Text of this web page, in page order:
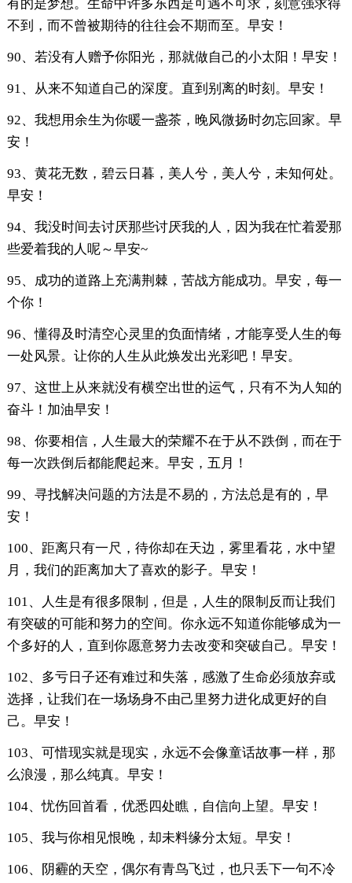
有的是梦想。生命中许多东西是可遇不可求，刻意强求得
不到，而不曾被期待的往往会不期而至。早安！
90、若没有人赠予你阳光，那就做自己的小太阳！早安！
91、从来不知道自己的深度。直到别离的时刻。早安！
92、我想用余生为你暖一盏茶，晚风微扬时勿忘回家。早
安！
93、黄花无数，碧云日暮，美人兮，美人兮，未知何处。
早安！
94、我没时间去讨厌那些讨厌我的人，因为我在忙着爱那
些爱着我的人呢～早安~
95、成功的道路上充满荆棘，苦战方能成功。早安，每一
个你！
96、懂得及时清空心灵里的负面情绪，才能享受人生的每
一处风景。让你的人生从此焕发出光彩吧！早安。
97、这世上从来就没有横空出世的运气，只有不为人知的
奋斗！加油早安！
98、你要相信，人生最大的荣耀不在于从不跌倒，而在于
每一次跌倒后都能爬起来。早安，五月！
99、寻找解决问题的方法是不易的，方法总是有的，早
安！
100、距离只有一尺，待你却在天边，雾里看花，水中望
月，我们的距离加大了喜欢的影子。早安！
101、人生是有很多限制，但是，人生的限制反而让我们
有突破的可能和努力的空间。你永远不知道你能够成为一
个多好的人，直到你愿意努力去改变和突破自己。早安！
102、多亏日子还有难过和失落，感激了生命必须放弃或
选择，让我们在一场场身不由己里努力进化成更好的自
己。早安！
103、可惜现实就是现实，永远不会像童话故事一样，那
么浪漫，那么纯真。早安！
104、忧伤回首看，优悉四处瞧，自信向上望。早安！
105、我与你相见恨晚，却未料缘分太短。早安！
106、阴霾的天空，偶尔有青鸟飞过，也只丢下一句不冷